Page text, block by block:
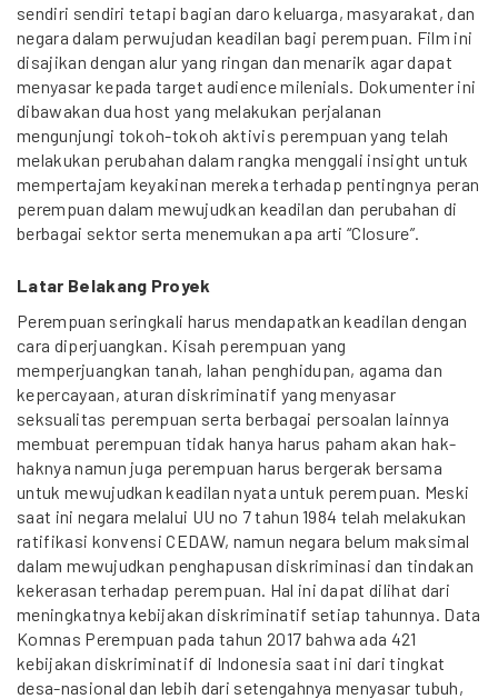
sendiri sendiri tetapi bagian daro keluarga, masyarakat, dan
negara dalam perwujudan keadilan bagi perempuan. Film ini
disajikan dengan alur yang ringan dan menarik agar dapat
menyasar kepada target audience milenials. Dokumenter ini
dibawakan dua host yang melakukan perjalanan
mengunjungi tokoh-tokoh aktivis perempuan yang telah
melakukan perubahan dalam rangka menggali insight untuk
mempertajam keyakinan mereka terhadap pentingnya peran
perempuan dalam mewujudkan keadilan dan perubahan di
berbagai sektor serta menemukan apa arti “Closure”.
Latar Belakang Proyek
Perempuan seringkali harus mendapatkan keadilan dengan
cara diperjuangkan. Kisah perempuan yang
memperjuangkan tanah, lahan penghidupan, agama dan
kepercayaan, aturan diskriminatif yang menyasar
seksualitas perempuan serta berbagai persoalan lainnya
membuat perempuan tidak hanya harus paham akan hak-
haknya namun juga perempuan harus bergerak bersama
untuk mewujudkan keadilan nyata untuk perempuan. Meski
saat ini negara melalui UU no 7 tahun 1984 telah melakukan
ratifikasi konvensi CEDAW, namun negara belum maksimal
dalam mewujudkan penghapusan diskriminasi dan tindakan
kekerasan terhadap perempuan. Hal ini dapat dilihat dari
meningkatnya kebijakan diskriminatif setiap tahunnya. Data
Komnas Perempuan pada tahun 2017 bahwa ada 421
kebijakan diskriminatif di Indonesia saat ini dari tingkat
desa-nasional dan lebih dari setengahnya menyasar tubuh,